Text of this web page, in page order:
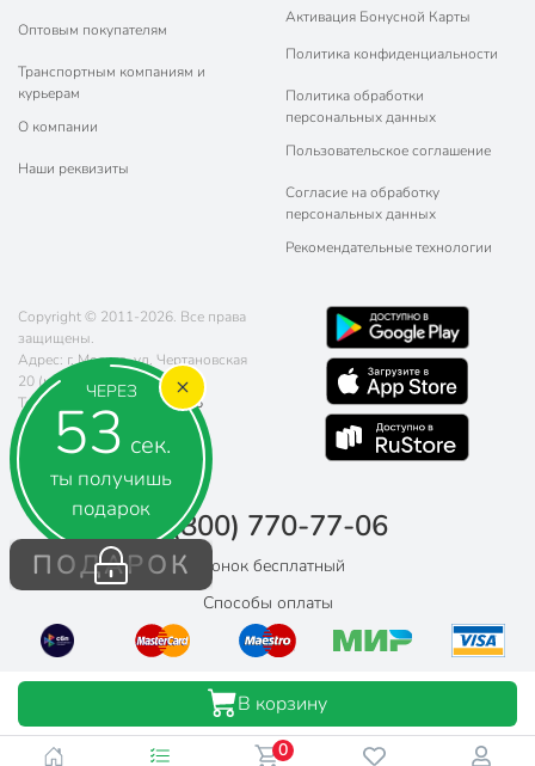
ЧЕРЕЗ
52 сек.
ты получишь
подарок
ПОДАРОК
Оптовым покупателям
Транспортным компаниям и
курьерам
О компании
Наши реквизиты
Активация Бонусной Карты
Политика конфиденциальности
Политика обработки
персональных данных
Пользовательское соглашение
Согласие на обработку
персональных данных
Рекомендательные технологии
Copyright © 2011-2026. Все права
защищены.
Адрес: г. Москва, ул. Чертановская
20 (метро Южная)
Телефон:
8 (800) 770-77-06
Почта:sales@poryadok.ru
8 (800) 770-77-06
Звонок бесплатный
Способы оплаты
0
В корзину